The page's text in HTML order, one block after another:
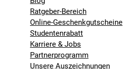
Ratgeber-Bereich
Online-Geschenkgutscheine
Studentenrabatt
Karriere & Jobs
Partnerprogramm
Unsere Auszeichnungen